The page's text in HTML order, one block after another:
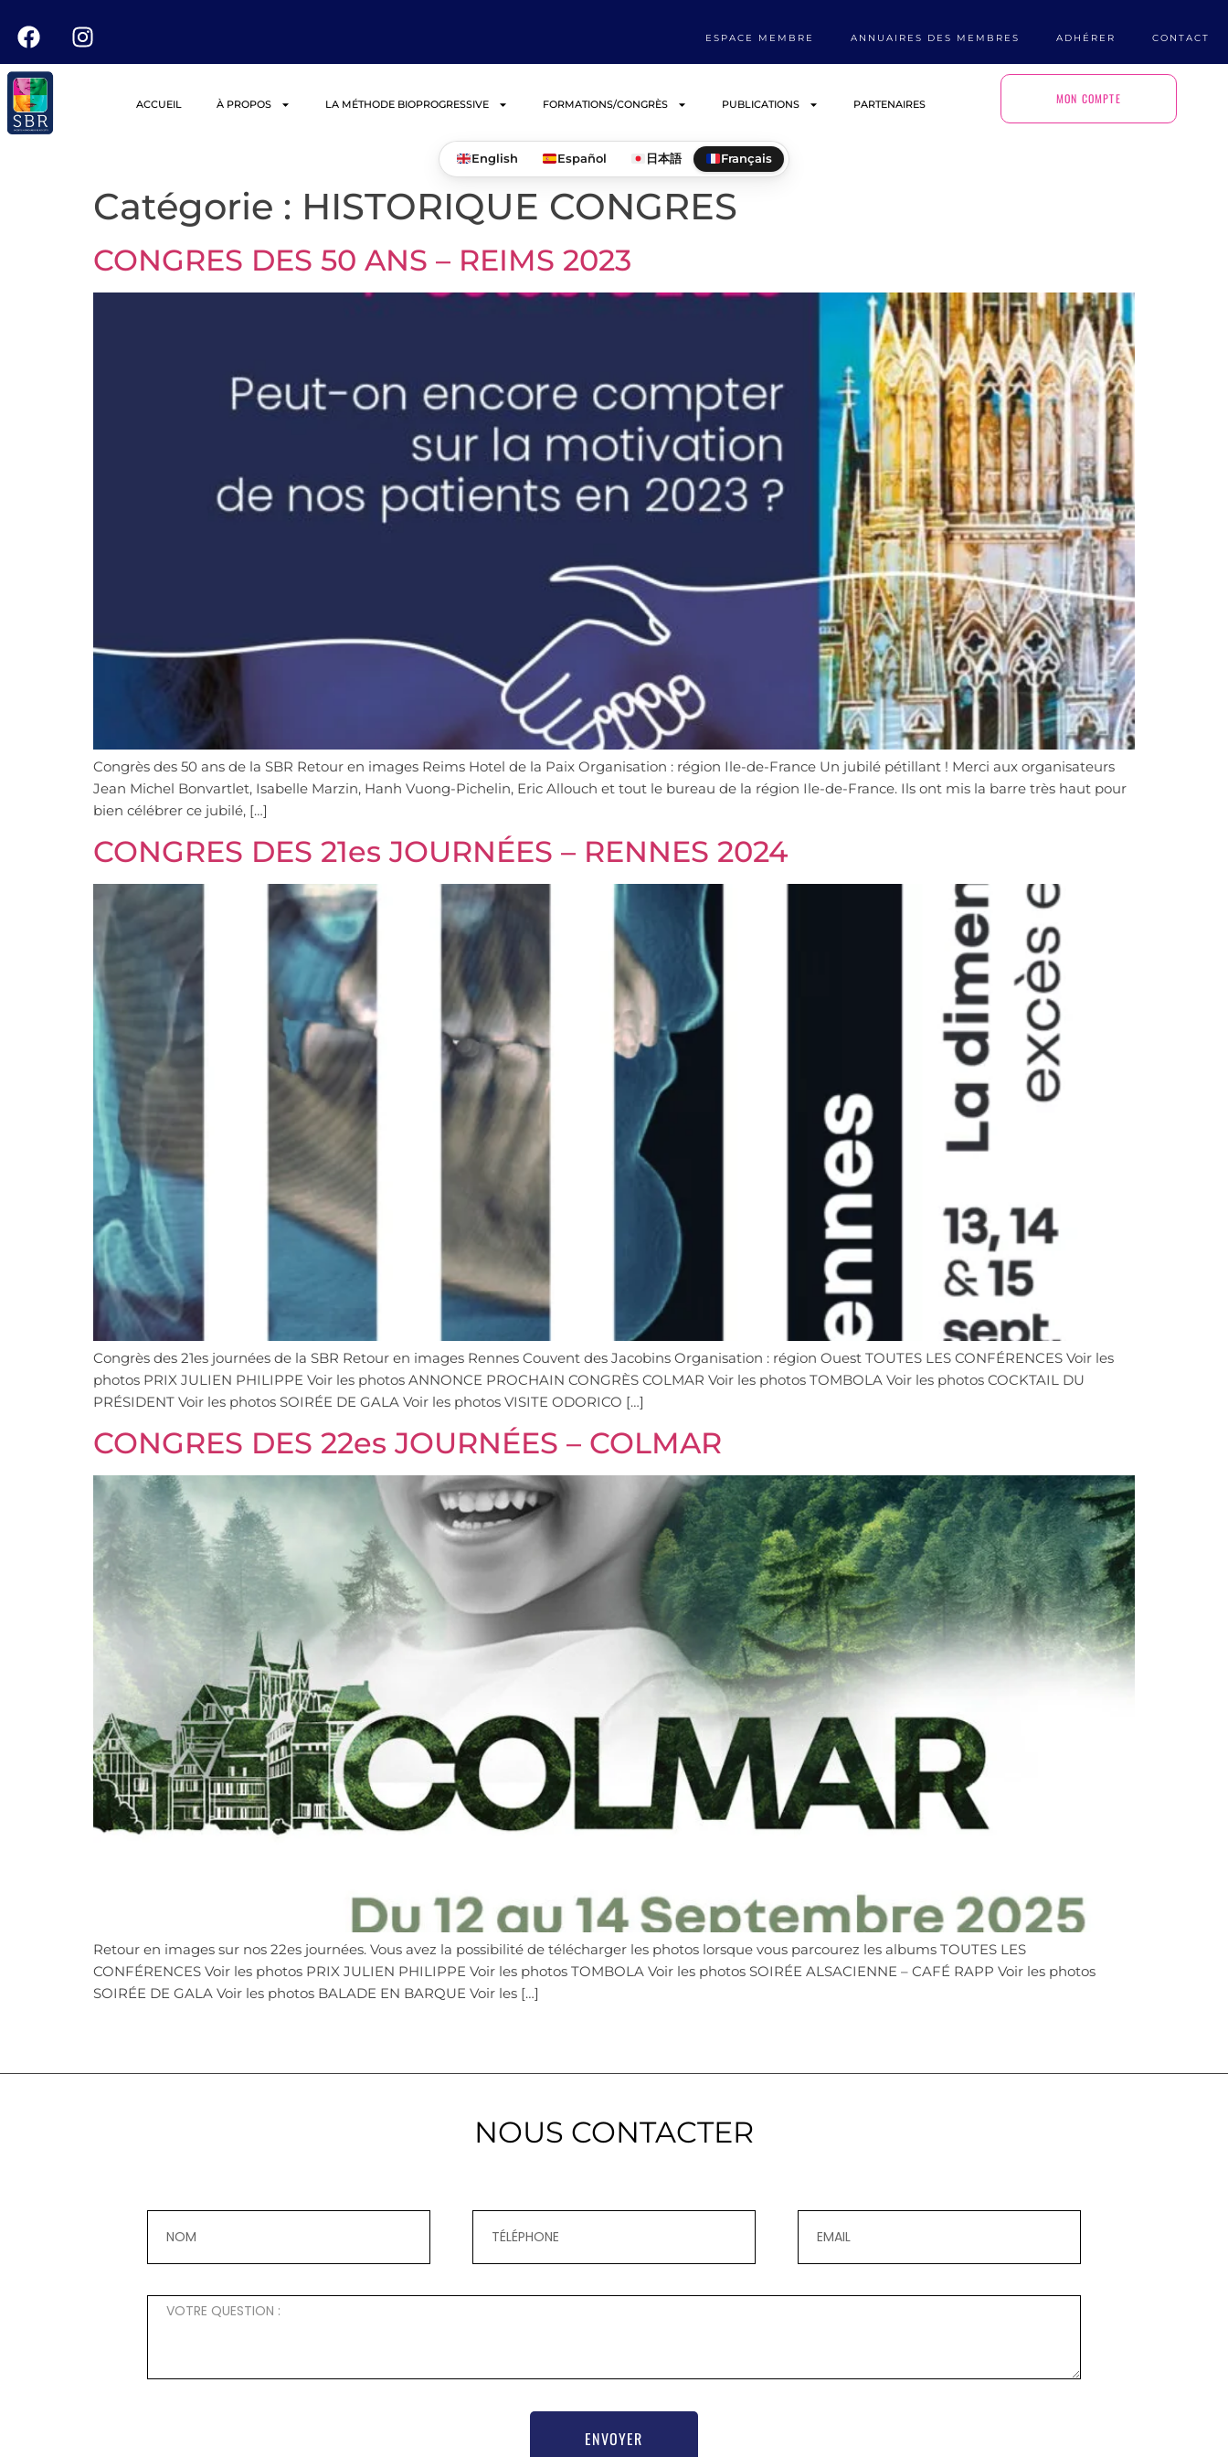
ESPACE MEMBRE ANNUAIRES DES MEMBRES ADHÉRER CONTACT
ACCUEIL À PROPOS LA MÉTHODE BIOPROGRESSIVE FORMATIONS/CONGRÈS PUBLICATIONS PARTENAIRES MON COMPTE
English Español 日本語 Français
Catégorie : HISTORIQUE CONGRES
CONGRES DES 50 ANS – REIMS 2023
Congrès des 50 ans de la SBR Retour en images Reims Hotel de la Paix Organisation : région Ile-de-France Un jubilé pétillant ! Merci aux organisateurs
Jean Michel Bonvartlet, Isabelle Marzin, Hanh Vuong-Pichelin, Eric Allouch et tout le bureau de la région Ile-de-France. Ils ont mis la barre très haut pour
bien célébrer ce jubilé, […]
CONGRES DES 21es JOURNÉES – RENNES 2024
Congrès des 21es journées de la SBR Retour en images Rennes Couvent des Jacobins Organisation : région Ouest TOUTES LES CONFÉRENCES Voir les
photos PRIX JULIEN PHILIPPE Voir les photos ANNONCE PROCHAIN CONGRÈS COLMAR Voir les photos TOMBOLA Voir les photos COCKTAIL DU
PRÉSIDENT Voir les photos SOIRÉE DE GALA Voir les photos VISITE ODORICO […]
CONGRES DES 22es JOURNÉES – COLMAR
Retour en images sur nos 22es journées. Vous avez la possibilité de télécharger les photos lorsque vous parcourez les albums TOUTES LES
CONFÉRENCES Voir les photos PRIX JULIEN PHILIPPE Voir les photos TOMBOLA Voir les photos SOIRÉE ALSACIENNE – CAFÉ RAPP Voir les photos
SOIRÉE DE GALA Voir les photos BALADE EN BARQUE Voir les […]
NOUS CONTACTER
ENVOYER